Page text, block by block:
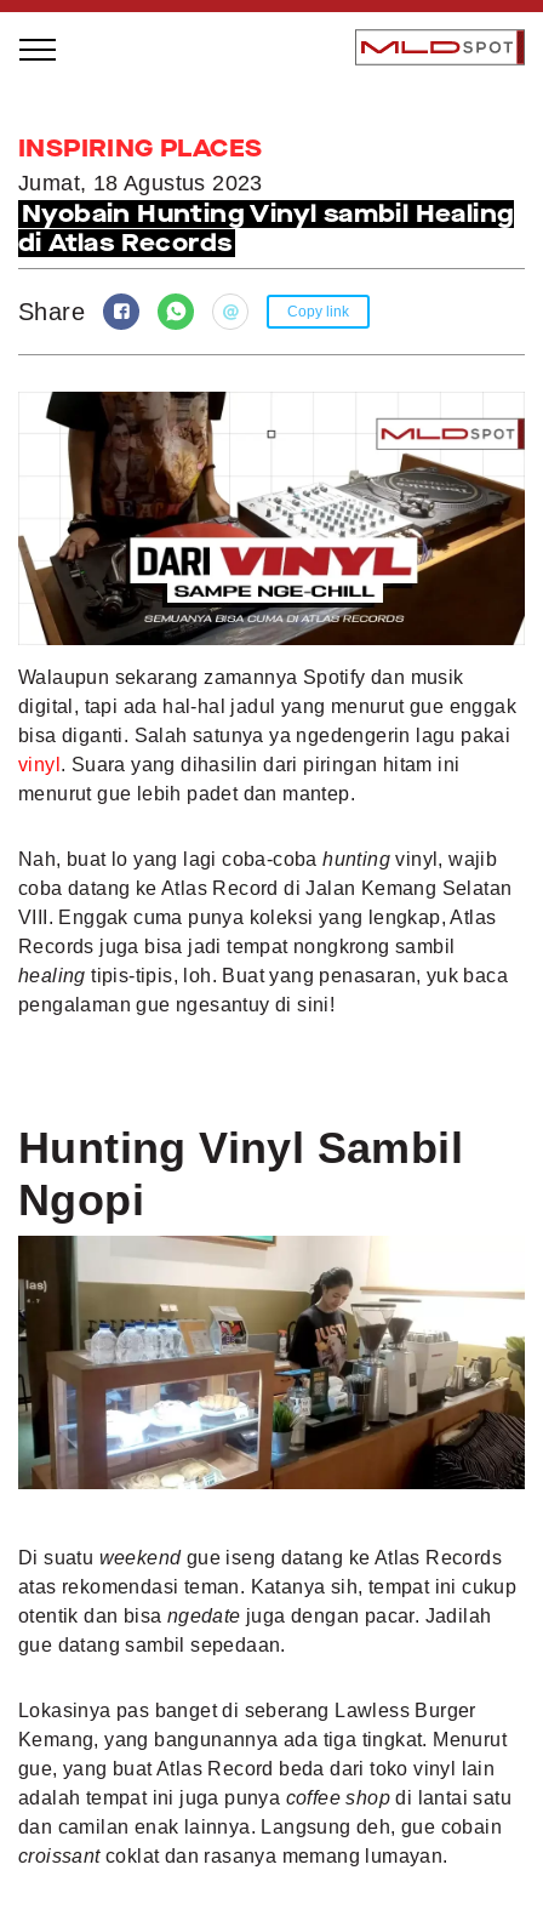
INSPIRING PEOPLE
INSPIRING PRODUCTS
INSPIRING PLACES
INSPIRING COMMUNITIES
TRENDING
EVENTS
MLDPODCAST
VIDEOS
MLDPOINTS
INSPIRING PLACES
Jumat, 18 Agustus 2023
Nyobain Hunting Vinyl sambil Healing
di Atlas Records
Share Copy link
Walaupun sekarang zamannya Spotify dan musik
digital, tapi ada hal-hal jadul yang menurut gue enggak
bisa diganti. Salah satunya ya ngedengerin lagu pakai
vinyl . Suara yang dihasilin dari piringan hitam ini
menurut gue lebih padet dan mantep.
Nah, buat lo yang lagi coba-cobahunting vinyl, wajib
coba datang ke Atlas Record di Jalan Kemang Selatan
VIII. Enggak cuma punya koleksi yang lengkap, Atlas
Records juga bisa jadi tempat nongkrong sambil
healing tipis-tipis, loh. Buat yang penasaran, yuk baca
pengalaman gue ngesantuy di sini!
Hunting Vinyl Sambil
Ngopi
Di suatu weekendgue iseng datang ke Atlas Records
atas rekomendasi teman. Katanya sih, tempat ini cukup
otentik dan bisa ngedate juga dengan pacar. Jadilah
gue datang sambil sepedaan.
Lokasinya pas banget di seberang Lawless Burger
Kemang, yang bangunannya ada tiga tingkat. Menurut
gue, yang buat Atlas Record beda dari toko vinyl lain
adalah tempat ini juga punya coffee shop di lantai satu
dan camilan enak lainnya. Langsung deh, gue cobain
croissant coklat dan rasanya memang lumayan.